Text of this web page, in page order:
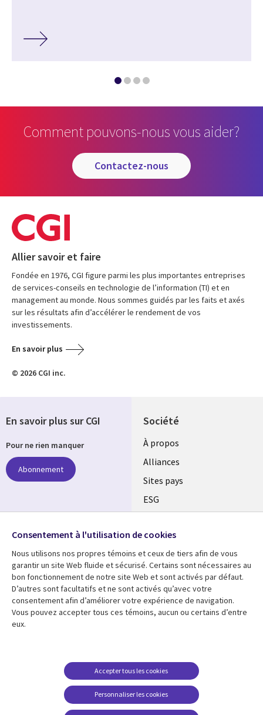
Comment pouvons-nous vous aider?
contactez-nous
Allier savoir et faire
Fondée en 1976, CGI figure parmi les plus importantes entreprises
de services-conseils en technologie de l’information (TI) et en
management au monde. Nous sommes guidés par les faits et axés
sur les résultats afin d’accélérer le rendement de vos
investissements.
En savoir plus
© 2026 CGI inc.
Société
À propos
Alliances
Sites pays
ESG
Fusions
Salle de presse
Ressources
Articles
Études de cas
Baladodiffusions
Support
Restrictions et
conditions juridiques
Carrières FAQ
En savoir plus sur CGI
Pour ne rien manquer
Abonnement
Suivez-nous
Social
Media
Global
FR
Consentement à l'utilisation de cookies
Nous utilisons nos propres témoins et ceux de tiers afin de vous
garantir un site Web fluide et sécurisé. Certains sont nécessaires au
bon fonctionnement de notre site Web et sont activés par défaut.
D’autres sont facultatifs et ne sont activés qu’avec votre
consentement afin d’améliorer votre expérience de navigation.
Vous pouvez accepter tous ces témoins, aucun ou certains d’entre
eux.
Personnaliser les cookies
Accepter tous les cookies